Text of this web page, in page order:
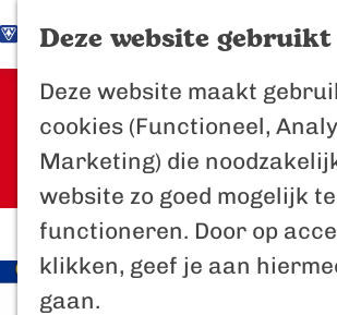
Deze website
Deze website maakt
cookies (Functioneel,
Marketing) die
website zo goed mogelijk
functioneren. Door op
klikken, geef je aan
gaan.
d
K
a
r
t
Z
e
k
e
n
e
n
u
Het
In de
Sorry, deze activiteit is
beschikbaar. Bekijk
aanbodvoor de